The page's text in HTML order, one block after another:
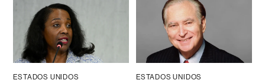
ESTADOS UNIDOS ESTADOS UNIDOS